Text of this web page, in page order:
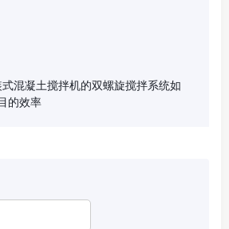
混凝土搅拌机的双螺旋搅拌系统如
的效率